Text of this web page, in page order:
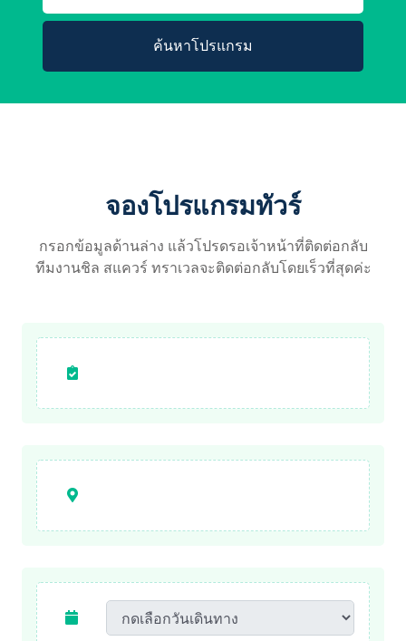
ค้นหาโปรแกรม
จองโปรแกรมทัวร์
กรอกข้อมูลด้านล่าง แล้วโปรดรอเจ้าหน้าที่ติดต่อกลับ
ทีมงานชิล สแควร์ ทราเวลจะติดต่อกลับโดยเร็วที่สุดค่ะ